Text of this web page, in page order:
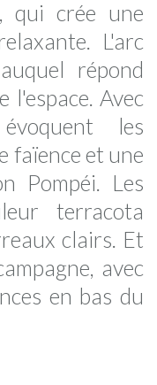
qui crée une
L'arc
répond
l'espace. Avec
les
faïence et une
Pompéi. Les
terracota
clairs. Et
avec
en bas du